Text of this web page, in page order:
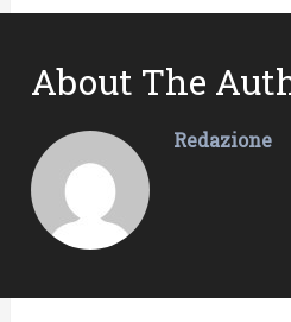
About The
Redazione